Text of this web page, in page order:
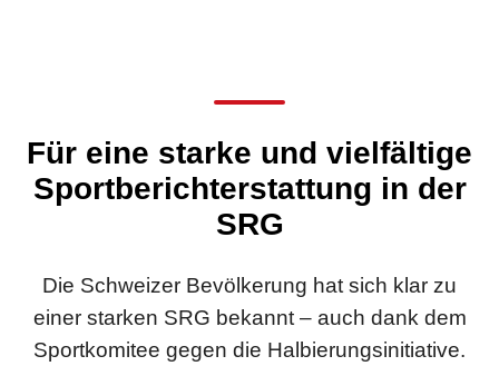
Für eine starke und vielfältige
Sportberichterstattung in der
SRG
Die Schweizer Bevölkerung hat sich klar zu
einer starken SRG bekannt – auch dank dem
Sportkomitee gegen die Halbierungsinitiative.